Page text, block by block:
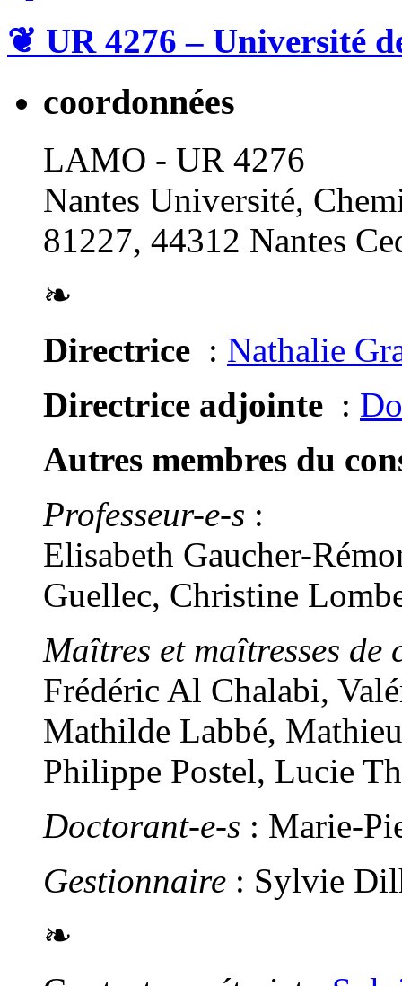
❦ UR 4276 – Université
coordonnées
LAMO - UR 4276
Nantes Université,
81227, 44312 Nantes
❧
Directrice : Nathalie
Directrice adjointe :
Autres membres du
Professeur-e-s :
Elisabeth Gaucher-
Guellec, Christine
Maîtres et maîtresses de
Frédéric Al Chalabi,
Mathilde Labbé,
Philippe Postel, Lucie
Doctorant-e-s : Marie-
Gestionnaire : Sylvie
❧